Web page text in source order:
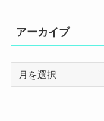
アーカイブ